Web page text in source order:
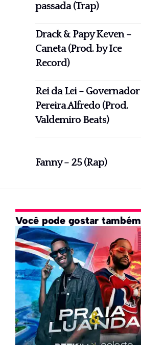
passada (Trap)
Drack & Papy Keven –
Caneta (Prod. by Ice
Record)
Rei da Lei – Governador
Pereira Alfredo (Prod.
Valdemiro Beats)
Fanny – 25 (Rap)
Você pode gostar também